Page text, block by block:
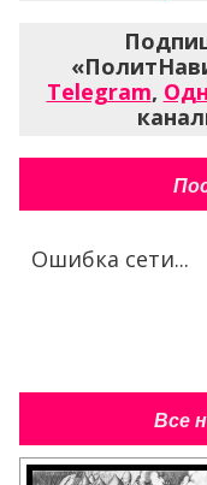
Telegram,
Ошибка сети...
Все